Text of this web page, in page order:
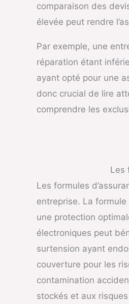
comparaison des
élevée peut rendre
Par exemple, une
réparation étant
ayant opté pour une
donc crucial de lire
comprendre les
Les
Les formules
entreprise. La
une protection
électroniques peut
surtension ayant
couverture pour les
contamination
stockés et aux